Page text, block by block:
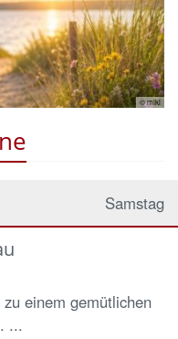
© miki
Samstag
einem gemütlichen
...